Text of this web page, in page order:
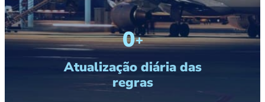
598+
Atualização diária das
regras